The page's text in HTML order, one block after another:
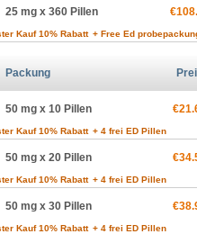
25 mg x 360 Pillen
Kauf 10% Rabatt + Free Ed
Packung
50 mg x 10 Pillen
Kauf 10% Rabatt + 4 frei ED Pillen
50 mg x 20 Pillen
Kauf 10% Rabatt + 4 frei ED Pillen
50 mg x 30 Pillen
Kauf 10% Rabatt + 4 frei ED Pillen